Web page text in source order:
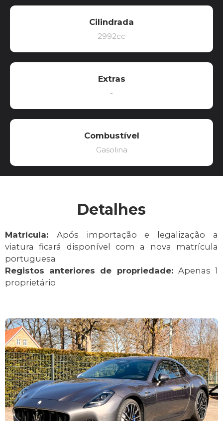
Cilindrada
2992cc
Extras
-
Combustível
Gasolina
Detalhes
Matrícula: Após importação e legalização a
viatura ficará disponível com a nova matrícula
portuguesa
Registos anteriores de propriedade: Apenas 1
proprietário